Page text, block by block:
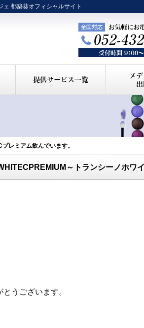
都築葵オフィシャルサイト
レミアム飲んでいます。
～トランシーノホワ
うございます。